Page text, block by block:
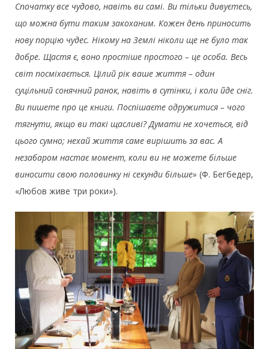
Спочатку все чудово, навіть ви самі. Ви тільки дивуєтесь,
що можна бути таким закоханим. Кожен день приносить
нову порцію чудес. Нікому на Землі ніколи ще не було так
добре. Щастя є, воно простіше простого – це особа. Весь
світ посміхається. Цілий рік ваше життя – один
суцільний сонячний ранок, навіть в сутінки, і коли йде сніг.
Ви пишете про це книги. Поспішаєте одружитися – чого
тягнути, якщо ви такі щасливі? Думати не хочеться, від
цього сумно; нехай життя саме вирішить за вас. А
незабаром настає момент, коли ви не можете більше
виносити свою половинку ні секунди більше» (Ф. Бегбедер,
«Любов живе три роки»).